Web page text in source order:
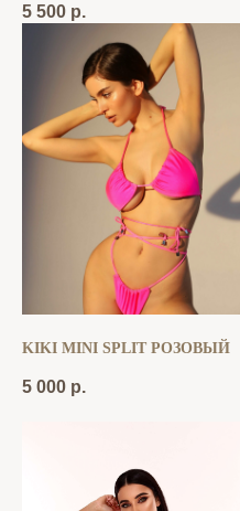
5 500 р.
KIKI MINI SPLIT РОЗОВЫЙ
5 000 р.